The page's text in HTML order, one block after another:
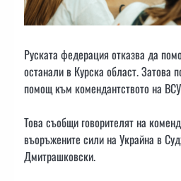
Руската федерация отказва да
останали в Курска област. Затова
помощ към комендантството на
Това съобщи говорителят на
въоръжените сили на Украйна в
Дмитрашковски.